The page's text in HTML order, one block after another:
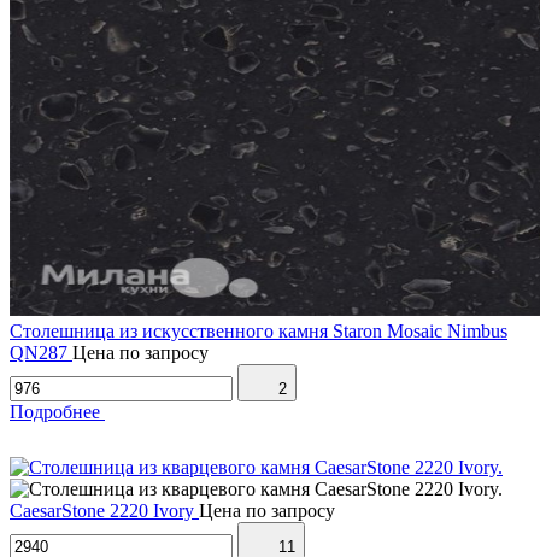
Столешница из искусственного камня Staron Mosaic Nimbus
QN287 Цена по запросу
2
Подробнее
CaesarStone 2220 Ivory Цена по запросу
11